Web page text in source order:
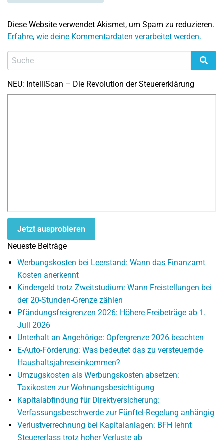
Diese Website verwendet Akismet, um Spam zu reduzieren.
Erfahre, wie deine Kommentardaten verarbeitet werden.
NEU: IntelliScan – Die Revolution der Steuererklärung
Jetzt ausprobieren
Neueste Beiträge
Werbungskosten bei Leerstand: Wann das Finanzamt
Kosten anerkennt
Kindergeld trotz Zweitstudium: Wann Freistellungen bei
der 20-Stunden-Grenze zählen
Pfändungsfreigrenzen 2026: Höhere Freibeträge ab 1.
Juli 2026
Unterhalt an Angehörige: Opfergrenze 2026 beachten
E-Auto-Förderung: Was bedeutet das zu versteuernde
Haushaltsjahreseinkommen?
Umzugskosten als Werbungskosten absetzen:
Taxikosten zur Wohnungsbesichtigung
Kapitalabfindung für Direktversicherung:
Verfassungsbeschwerde zur Fünftel-Regelung anhängig
Verlustverrechnung bei Kapitalanlagen: BFH lehnt
Steuererlass trotz hoher Verluste ab